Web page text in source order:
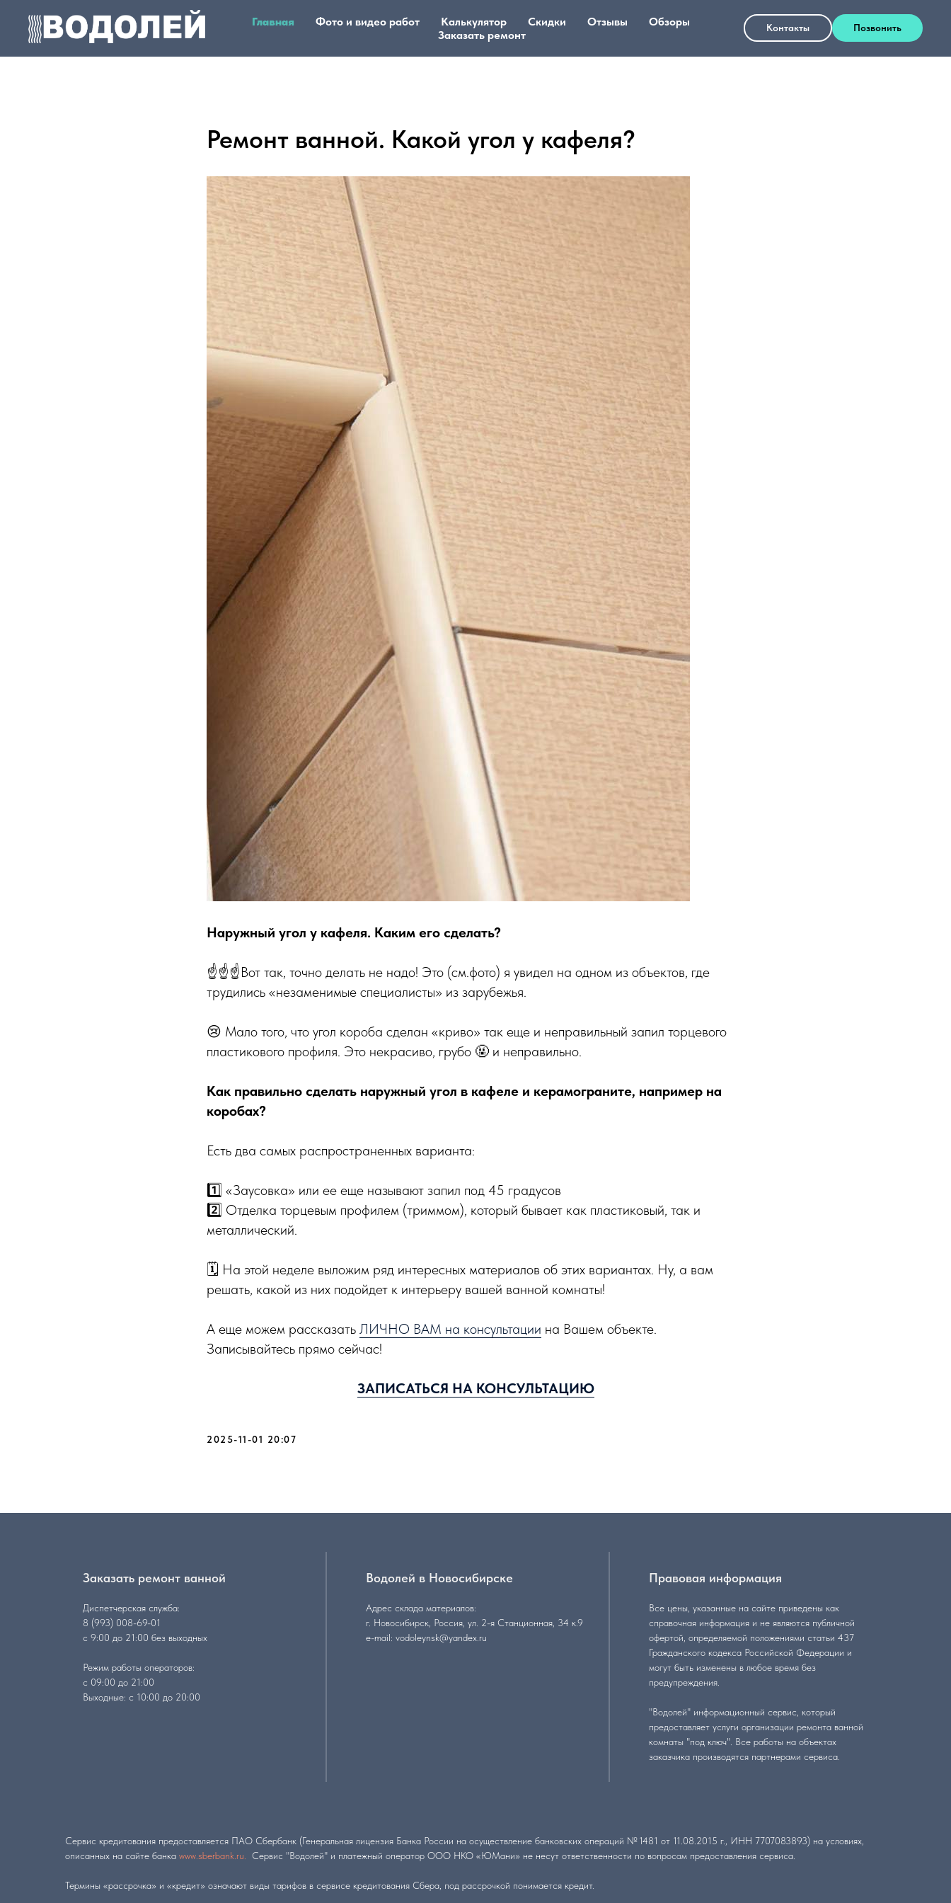
+7 993 008 69 01
Главная Фото и видео работ Калькулятор Скидки Отзывы
Обзоры
Заказать ремонт
Контакты Позвонить
Ремонт ванной. Какой угол у кафеля?
Наружный угол у кафеля. Каким его сделать?
☝️☝️☝️Вот так, точно делать не надо! Это (см.фото) я увидел на одном из объектов, где
трудились «незаменимые специалисты» из зарубежья.
😢 Мало того, что угол короба сделан «криво» так еще и неправильный запил торцевого
пластикового профиля. Это некрасиво, грубо 🤬 и неправильно.
Как правильно сделать наружный угол в кафеле и керамограните, например на
коробах?
Есть два самых распространенных варианта:
1️⃣ «Заусовка» или ее еще называют запил под 45 градусов
2️⃣ Отделка торцевым профилем (триммом), который бывает как пластиковый, так и
металлический.
🗓️ На этой неделе выложим ряд интересных материалов об этих вариантах. Ну, а вам
решать, какой из них подойдет к интерьеру вашей ванной комнаты!
А еще можем рассказать ЛИЧНО ВАМ на консультации на Вашем объекте.
Записывайтесь прямо сейчас!
ЗАПИСАТЬСЯ НА КОНСУЛЬТАЦИЮ
2025-11-01 20:07
Заказать ремонт ванной
Диспетчерская служба:
8 (993) 008-69-01
с 9:00 до 21:00 без выходных
Режим работы операторов:
с 09:00 до 21:00
Выходные: с 10:00 до 20:00
Водолей в Новосибирске
Адрес склада материалов:
г. Новосибирск, Россия, ул. 2-я Станционная, 34 к.9
e-mail: vodoleynsk@yandex.ru
Правовая информация
Все цены, указанные на сайте приведены как
справочная информация и не являются публичной
офертой, определяемой положениями статьи 437
Гражданского кодекса Российской Федерации и
могут быть изменены в любое время без
предупреждения.
"Водолей" информационный сервис, который
предоставляет услуги организации ремонта ванной
комнаты "под ключ". Все работы на объектах
заказчика производятся партнерами сервиса.
Сервис кредитования предоставляется ПАО Сбербанк (Генеральная лицензия Банка России на осуществление банковских операций № 1481 от 11.08.2015 г., ИНН 7707083893) на условиях,
описанных на сайте банка www.sberbank.ru. Сервис "Водолей" и платежный оператор ООО НКО «ЮМани» не несут ответственности по вопросам предоставления сервиса.
Термины «рассрочка» и «кредит» означают виды тарифов в сервисе кредитования Сбера, под рассрочкой понимается кредит.